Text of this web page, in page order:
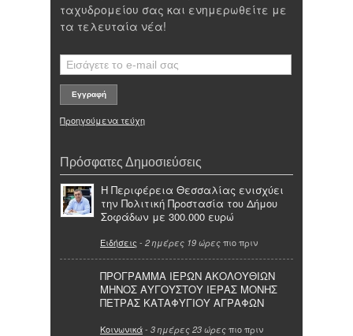
ταχυδρομείου σας και ενημερωθείτε με
τα τελευταία νέα!
Προηγούμενα τεύχη
Πρόσφατες Δημοσιεύσεις
Η Περιφέρεια Θεσσαλίας ενισχύει
την Πολιτική Προστασία του Δήμου
Σοφάδων με 300.000 ευρώ
Ειδήσεις - 2 ημέρες 19 ώρες πιο πριν
ΠΡΟΓΡΑΜΜΑ ΙΕΡΩΝ ΑΚΟΛΟΥΘΙΩΝ
ΜΗΝΟΣ ΑΥΓΟΥΣΤΟΥ ΙΕΡΑΣ ΜΟΝΗΣ
ΠΕΤΡΑΣ ΚΑΤΑΦΥΓΙΟΥ ΑΓΡΑΦΩΝ
Κοινωνικά- 3 ημέρες 23 ώρες πιο πριν